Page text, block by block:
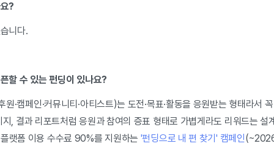
?
니다.
할 수 있는 펀딩이 있나요?
원·캠페인·커뮤니티·아티스트)는 도전·목표·활동을 응원받는 형태라서
, 결과 리포트처럼 응원과 참여의 증표 형태로 가볍게라도 리워드는 설
랫폼 이용 수수료 90%를 지원하는 '펀딩으로 내 편 찾기' 캠페인